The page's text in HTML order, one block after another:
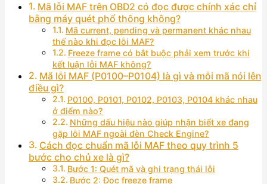
Mã lỗi MAF trên OBD2 có đọc được chính xác chỉ
bằng máy quét phổ thông không?
Mã current, pending và permanent khác nhau
thế nào khi đọc lỗi MAF?
Freeze frame có bắt buộc phải xem trước khi
kết luận lỗi MAF không?
Mã lỗi MAF (P0100–P0104) là gì và mỗi mã nói lên
điều gì?
P0100, P0101, P0102, P0103, P0104 khác nhau
ở điểm nào?
Những dấu hiệu nào giúp nhận biết xe đang
gặp lỗi MAF ngoài đèn Check Engine?
Cách đọc chuẩn mã lỗi MAF theo quy trình 5
bước cho chủ xe là gì?
Bước 1: Quét mã và ghi trạng thái lỗi
Bước 2: Đọc freeze frame